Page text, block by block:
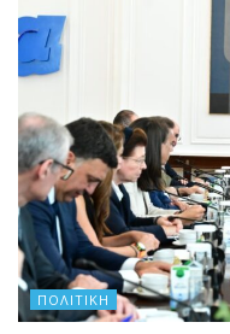
ΠΟΛΙΤΙΚΉ